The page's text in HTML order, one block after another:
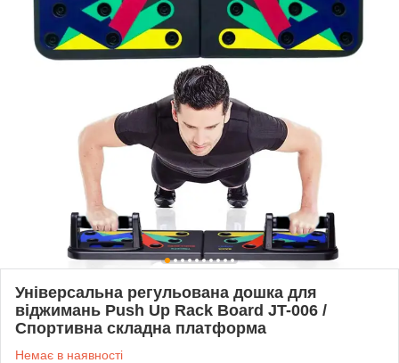
Універсальна регульована дошка для
віджимань Push Up Rack Board JT-006 /
Спортивна складна платформа
Немає в наявності